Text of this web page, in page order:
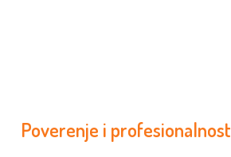
Poverenje i profesionalnost